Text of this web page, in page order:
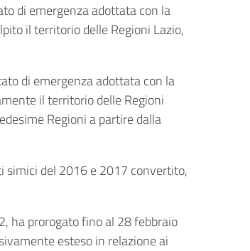
di emergenza adottata con la
il territorio delle Regioni Lazio,
di emergenza adottata con la
il territorio delle Regioni
Regioni a partire dalla
simici del 2016 e 2017 convertito,
ha prorogato fino al 28 febbraio
esteso in relazione ai